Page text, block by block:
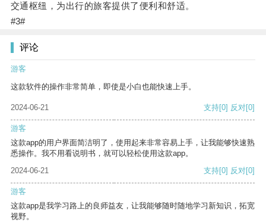
交通枢纽，为出行的旅客提供了便利和舒适。
#3#
评论
游客
这款软件的操作非常简单，即使是小白也能快速上手。
2024-06-21 支持[0] 反对[0]
游客
这款app的用户界面简洁明了，使用起来非常容易上手，让我能够快速熟
悉操作。我不用看说明书，就可以轻松使用这款app。
2024-06-21
支持[0] 反对[0]
游客
这款app是我学习路上的良师益友，让我能够随时随地学习新知识，拓宽
视野。